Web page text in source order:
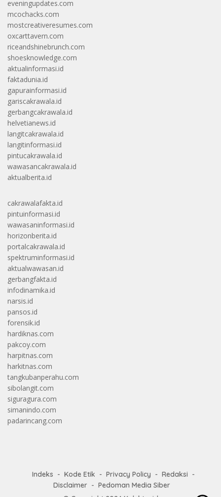
eveningupdates.com
mcochacks.com
mostcreativeresumes.com
oxcarttavern.com
riceandshinebrunch.com
shoesknowledge.com
aktualinformasi.id
faktadunia.id
gapurainformasi.id
gariscakrawala.id
gerbangcakrawala.id
helvetianews.id
langitcakrawala.id
langitinformasi.id
pintucakrawala.id
wawasancakrawala.id
aktualberita.id
cakrawalafakta.id
pintuinformasi.id
wawasaninformasi.id
horizonberita.id
portalcakrawala.id
spektruminformasi.id
aktualwawasan.id
gerbangfakta.id
infodinamika.id
narsis.id
pansos.id
forensik.id
hardiknas.com
pakcoy.com
harpitnas.com
harkitnas.com
tangkubanperahu.com
sibolangit.com
siguragura.com
simanindo.com
padarincang.com
Indeks Kode Etik Privacy Policy
Redaksi
Disclaimer
Pedoman Media Siber